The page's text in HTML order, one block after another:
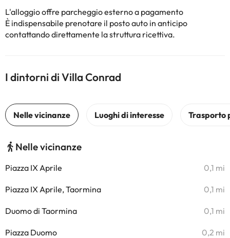
L'alloggio offre parcheggio esterno a pagamento
È indispensabile prenotare il posto auto in anticipo
contattando direttamente la struttura ricettiva.
I dintorni di Villa Conrad
Nelle vicinanze
Piazza IX Aprile 0,1 mi
Piazza IX Aprile, Taormina 0,1 mi
Duomo di Taormina 0,1 mi
Piazza Duomo 0,2 mi